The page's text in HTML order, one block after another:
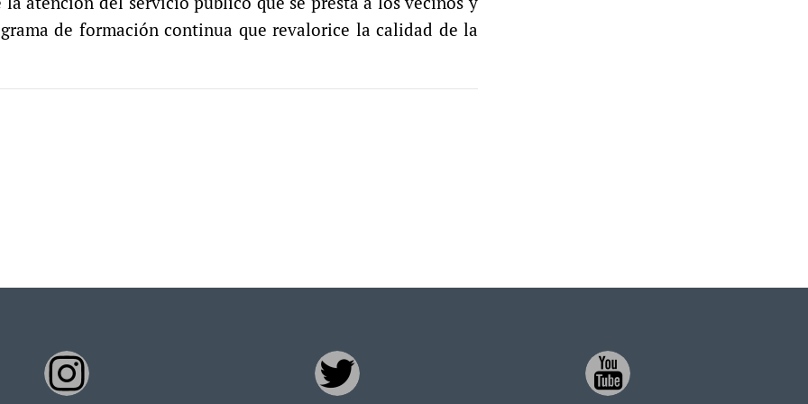
de formación continua que revalorice la calidad de la